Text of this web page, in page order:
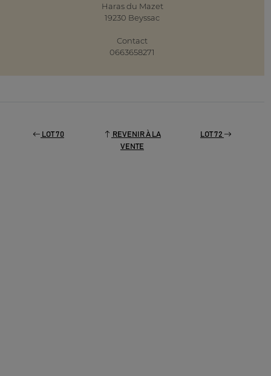
Haras du Mazet
19230 Beyssac
Contact
0663658271
LOT 70
REVENIR À LA
VENTE
LOT 72